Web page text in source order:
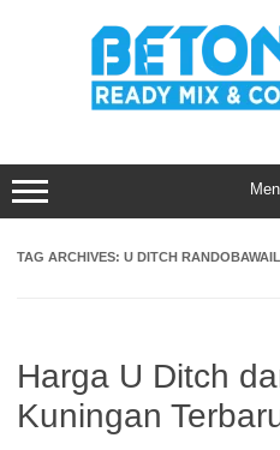
TAG ARCHIVES: U DITCH
Harga U Ditch
Kuningan